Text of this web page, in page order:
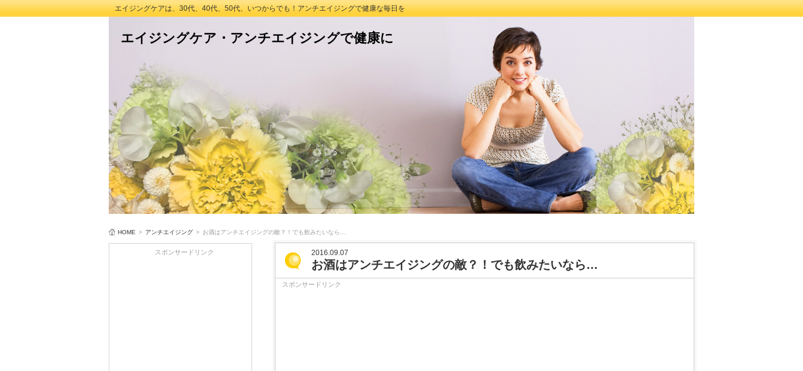
エイジングケアは、30代、40代、50代、いつからでも！アンチエイジングで健康な毎日を
エイジングケア・アンチエイジングで健康に
HOME > アンチエイジング > お酒はアンチエイジングの敵？！でも飲みたいなら…
2016.09.07
お酒はアンチエイジングの敵？！でも飲みたいなら…
スポンサードリンク
スポンサードリンク